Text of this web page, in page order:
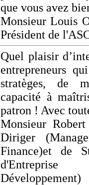
que vous avez
Monsieur Louis
Président de
Quel plaisir
entrepreneurs
stratèges, de
capacité à
patron ! Avec
Monsieur
Diriger
Finance)et de
Développement)